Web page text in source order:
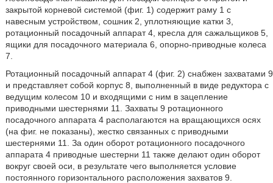
закрытой корневой системой (фиг. 1) содержит раму 1 с
навесным устройством, сошник 2, уплотняющие катки 3,
ротационный посадочный аппарат 4, кресла для сажальщиков 5,
ящики для посадочного материала 6, опорно-приводные колеса
7.
Ротационный посадочный аппарат 4 (фиг. 2) снабжен захватами 9
и представляет собой корпус 8, выполненный в виде редуктора с
ведущим колесом 10 и входящими с ним в зацепление
приводными шестернями 11. Захваты 9 ротационного
посадочного аппарата 4 располагаются на вращающихся осях
(на фиг. не показаны), жестко связанных с приводными
шестернями 11. За один оборот ротационного посадочного
аппарата 4 приводные шестерни 11 также делают один оборот
вокруг своей оси, в результате чего выполняется условие
постоянного горизонтального расположения захватов 9.